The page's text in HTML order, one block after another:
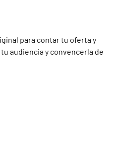
para contar tu oferta y
audiencia y convencerla de